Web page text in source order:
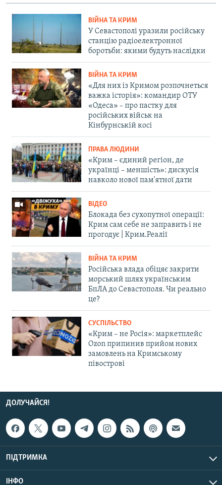
ВІЙНА ТА КРИМ
У Севастополі уразили російську
станцію радіоелектронної
боротьби: якими будуть наслідки
ВІЙНА ТА КРИМ
«Для них із Кримом розпочнеться
важка історія»: командир ОТУ
«Одеса» – про пастку для
російських військ на
Кінбурнській косі
ПРАВА ЛЮДИНИ
«Крим – єдиний регіон, де
українці – меншість»: дискусія
навколо нової пам'ятної дати
ВІДЕО
Блокада без сухопутної операції:
Крим сам себе не заправить і не
прогодує | Крим.Реалії
ВІЙНА ТА КРИМ
Російська влада обіцяє закрити
морський шлях українським
БпЛА до Севастополя. Чи реально
це?
СУСПІЛЬСТВО
«Крим – не Росія»: маркетплейс
Ozon припинив прийом нових
замовлень на Кримському
півострові
ДОЛУЧАЙСЯ!
ПІДТРИМКА
ІНФО